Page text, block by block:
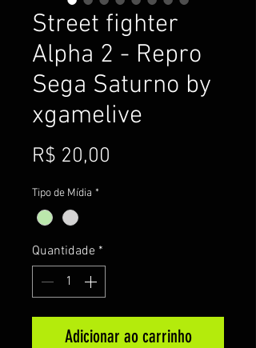
Street fighter
Alpha 2 - Repro
Sega Saturno by
xgamelive
R$ 20,00
Tipo de Mídia *
Quantidade *
Adicionar ao carrinho